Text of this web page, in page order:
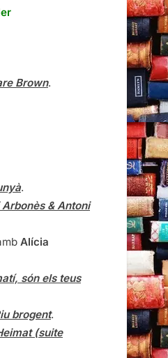
Brown.
.
& Antoni
Alícia
són els teus
brogent.
(suite